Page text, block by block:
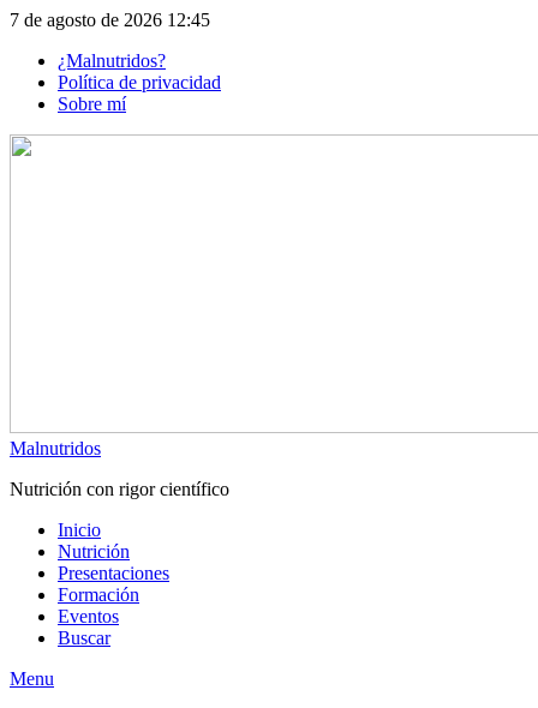
Skip
content
7 de agosto de 2026 12:45
¿Malnutridos?
Política de privacidad
Sobre mí
Malnutridos
Nutrición con rigor científico
Inicio
Nutrición
Presentaciones
Formación
Eventos
Buscar
Menu